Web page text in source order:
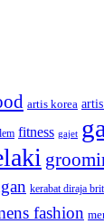
artis korea
fitness gajet
kerabat diraja
fashion